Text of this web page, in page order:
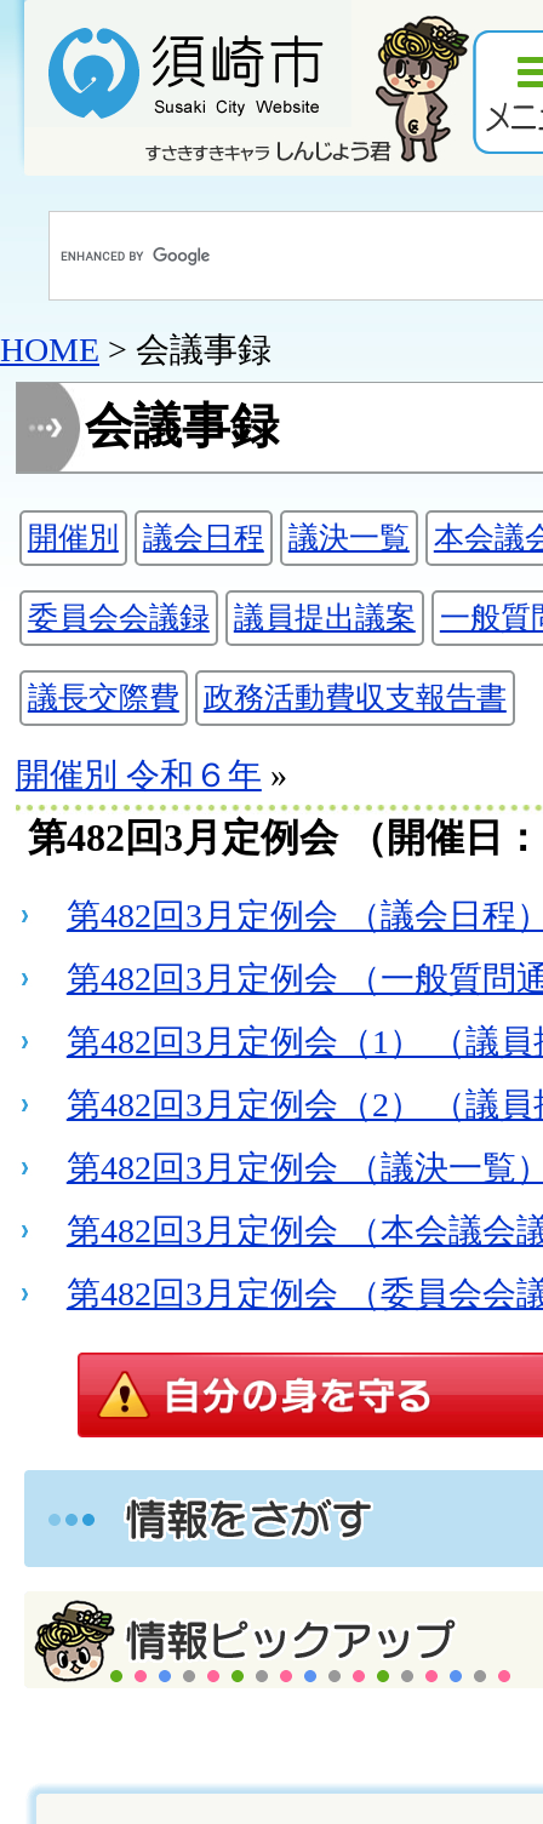
HOME > 会議事録
会議事録
開催別 議会日程 議決一覧 本会議
委員会会議録 議員提出議案 一般質
議長交際費 政務活動費収支報告書
開催別 令和６年 »
第482回3月定例会 （開催日
第482回3月定例会 （議会日程
第482回3月定例会 （一般質問
第482回3月定例会（1） （議
第482回3月定例会（2） （議
第482回3月定例会 （議決一覧
第482回3月定例会 （本会議会
第482回3月定例会 （委員会会